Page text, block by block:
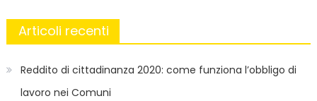
Articoli recenti
Reddito di cittadinanza 2020: come funziona l’obbligo di
lavoro nei Comuni